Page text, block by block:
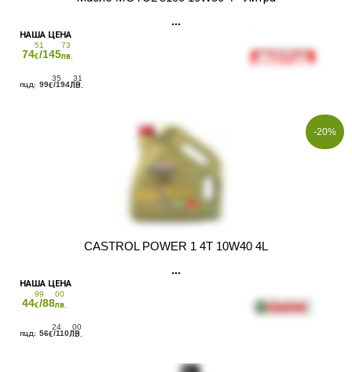
74
51
€/145
73
лв.
99
35
€/194
31
ЛВ.
-20%
CASTROL POWER 1 4T 10W40 4L
44
99
€/88
00
лв.
56
24
€/110
00
ЛВ.